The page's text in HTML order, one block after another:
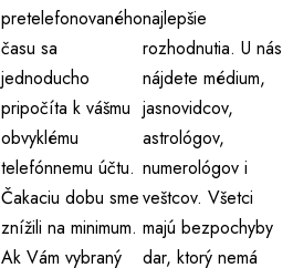
pretelefonovaného
času sa
jednoducho
pripočíta k vášmu
obvyklému
telefónnemu účtu.
Čakaciu dobu sme
znížili na minimum.
Ak Vám vybraný
najlepšie
rozhodnutia. U nás
nájdete médium,
jasnovidcov,
astrológov,
numerológov i
veštcov. Všetci
majú bezpochyby
dar, ktorý nemá